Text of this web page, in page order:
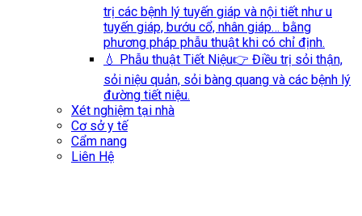
trị các bệnh lý tuyến giáp và nội tiết như u
tuyến giáp, bướu cổ, nhân giáp… bằng
phương pháp phẫu thuật khi có chỉ định.
💧 Phẫu thuật Tiết Niệu👉 Điều trị sỏi thận,
sỏi niệu quản, sỏi bàng quang và các bệnh lý
đường tiết niệu.
Xét nghiệm tại nhà
Cơ sở y tế
Cẩm nang
Liên Hệ